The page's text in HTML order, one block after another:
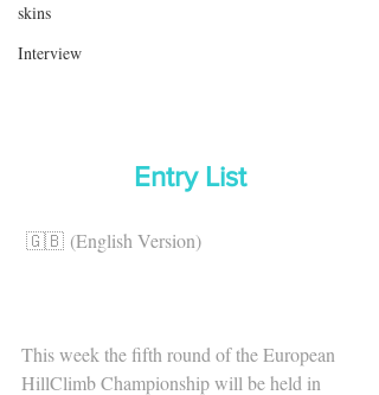
skins
Interview
Entry List
🇬🇧 (English Version)
This week the fifth round of the European
HillClimb Championship will be held in